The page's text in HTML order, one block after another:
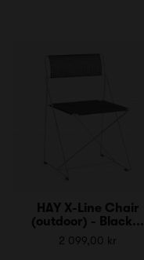
HAY X-Line Chair
(outdoor) - Black...
2 099,00 kr